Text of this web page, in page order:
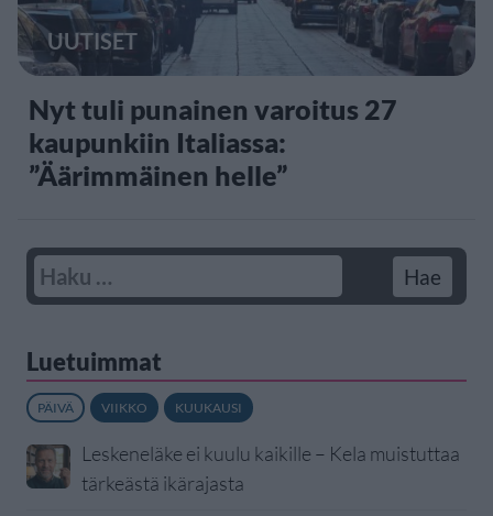
UUTISET
Nyt tuli punainen varoitus 27
kaupunkiin Italiassa:
”Äärimmäinen helle”
Luetuimmat
PÄIVÄ VIIKKO KUUKAUSI
Leskeneläke ei kuulu kaikille – Kela muistuttaa
tärkeästä ikärajasta